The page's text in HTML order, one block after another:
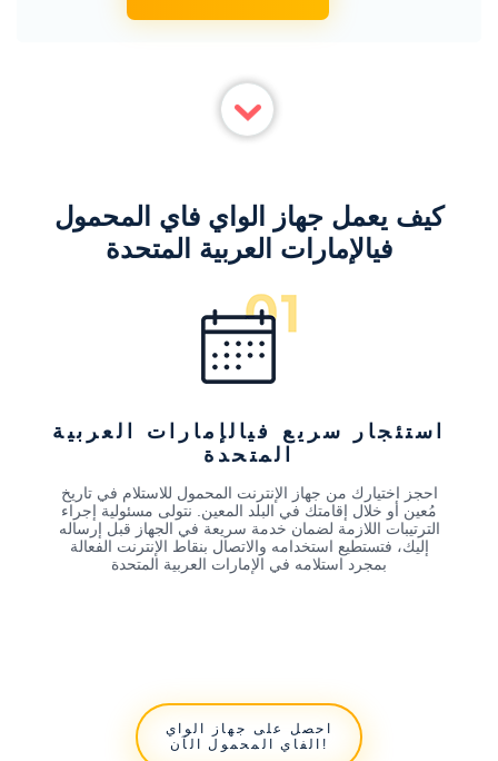
كيف يعمل جهاز الواي فاي المحمول
فيالإمارات العربية المتحدة
استئجار سريع فيالإمارات العربية
المتحدة
احجز اختيارك من جهاز الإنترنت المحمول للاستلام في تاريخ
مُعين أو خلال إقامتك في البلد المعين. نتولى مسئولية إجراء
الترتيبات اللازمة لضمان خدمة سريعة في الجهاز قبل إرساله
إليك، فتستطيع استخدامه والاتصال بنقاط الإنترنت الفعالة
بمجرد استلامه في الإمارات العربية المتحدة
احصل على جهاز الواي
الفاي المحمول الآن!